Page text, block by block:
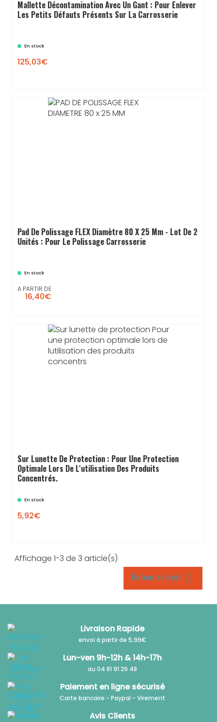
Mallette Décontamination Avec Un Gant : Pour Enlever
Les Petits Défauts Présents Sur La Carrosserie
En stock
125,03€
Pad De Polissage FLEX Diamètre 80 X 25 Mm - Lot De 2
Unités : Pour Le Polissage Carrosserie
En stock
A PARTIR DE
16,40€
Sur Lunette De Protection : Pour Une Protection
Optimale Lors De L'utilisation Des Produits
Concentrés.
En stock
5,92€
Affichage 1-3 de 3 article(s)
Retour en haut 
Livraison Rapide
envoi à partir de 5,99€
Lun-ven 9h-12h & 14h-17h
au 04 81 91 26 48
Paiement en ligne sécurisé
Carte bancaire - Paypal - Virement
Avis Clients